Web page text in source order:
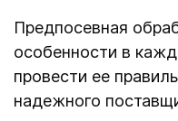
Предпосевная
особенности в
провести ее
надежного